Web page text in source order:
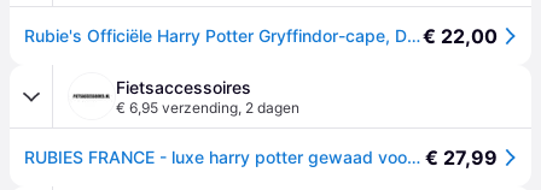
Rubie's Officiële Harry Potter Gryffindor-cape, Deluxe, voor kinderen, kostuum, maat L, 7-8 jaar€ 22,00
Fietsaccessoires
€ 6,95 verzending, 2 dagen
RUBIES FRANCE - luxe harry potter gewaad voor kinderen - 158/170 ( 14-16 jaar ) € 27,99